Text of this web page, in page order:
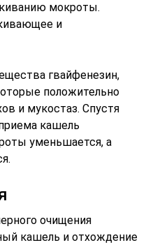
мокроты.
и
гвайфенезин,
положительно
и мукостаз. Спустя
кашель
уменьшается, а
очищения
кашель и отхождение